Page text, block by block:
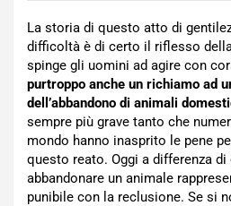
La storia di questo atto di
difficoltà è di certo il riflesso
spinge gli uomini ad agire con
purtroppo anche un richiamo ad
dell’abbandono di animali
sempre più grave tanto che
mondo hanno inasprito le pene
questo reato. Oggi a differenza
abbandonare un animale
punibile con la reclusione. Se si